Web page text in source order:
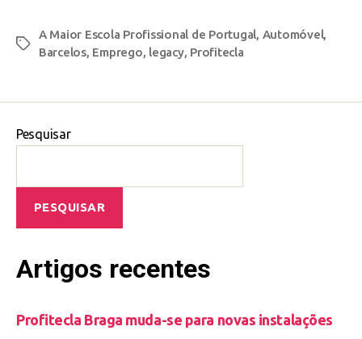
A Maior Escola Profissional de Portugal, Automóvel,
Barcelos, Emprego, legacy, Profitecla
Pesquisar
PESQUISAR
Artigos recentes
Profitecla Braga muda-se para novas instalações